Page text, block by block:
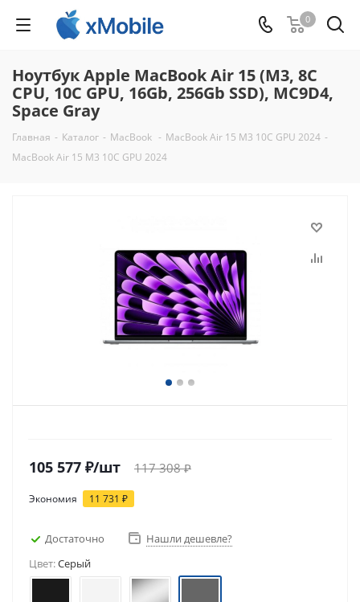
0
Ноутбук Apple MacBook Air 15 (M3, 8C
CPU, 10C GPU, 16Gb, 256Gb SSD), MC9D4,
Space Gray
Главная - Каталог - MacBook - MacBook Air 15 M3 10C GPU 2024 -
MacBook Air 15 M3 10C GPU 2024
105 577 ₽/шт 117 308₽
Экономия 11 731 ₽
Достаточно
Нашли дешевле?
Цвет:Серый